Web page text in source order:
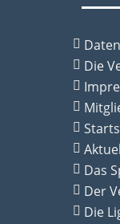
Die
Das
Der
Die